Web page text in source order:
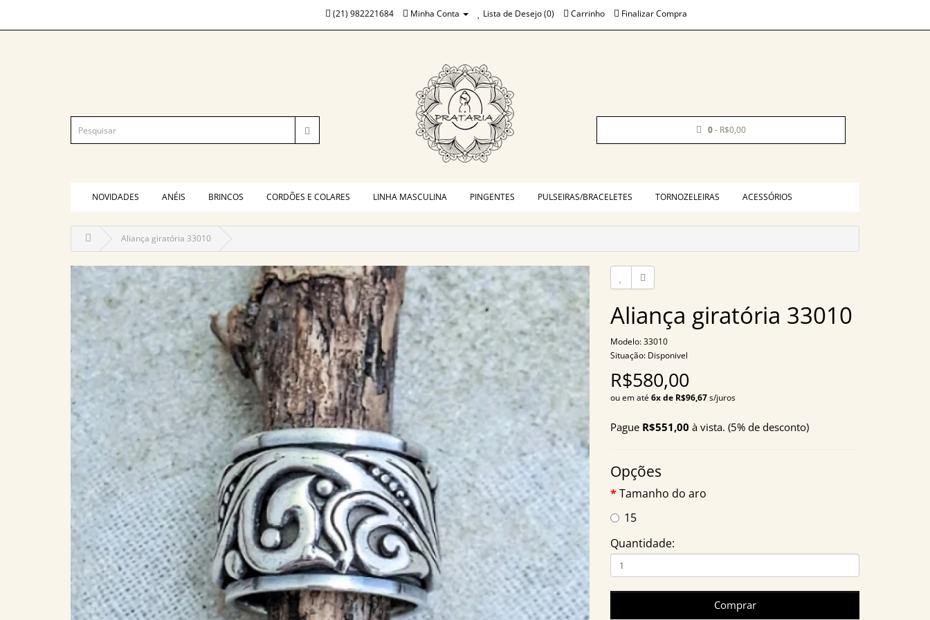
(21) 982221684 Minha Conta Lista de Desejo (0) Carrinho Finalizar Compra
0- R$0,00
NOVIDADES ANÉIS BRINCOS CORDÕES E COLARES LINHA MASCULINA PINGENTES PULSEIRAS/BRACELETES TORNOZELEIRAS ACESSÓRIOS
Aliança giratória 33010
Aliança giratória 33010
Modelo: 33010
Situação: Disponivel
R$580,00
ou em até6x de R$96,67s/juros
Pague R$551,00 à vista. (5% de desconto)
Opções
Tamanho do aro
15
Quantidade:
Comprar